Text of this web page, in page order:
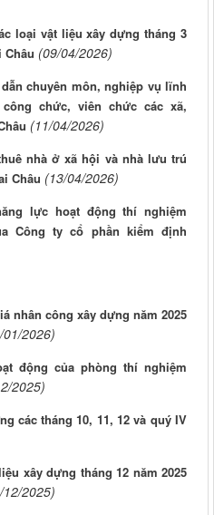
loại vật liệu xây dựng tháng 3
Châu (09/04/2026)
chuyên môn, nghiệp vụ lĩnh
chức, viên chức các xã,
(11/04/2026)
nhà ở xã hội và nhà lưu trú
Châu (13/04/2026)
lực hoạt động thí nghiệm
Công ty cổ phần kiểm định
nhân công xây dựng năm 2025
01/2026)
động của phòng thí nghiệm
2025)
các tháng 10, 11, 12 và quý IV
xây dựng tháng 12 năm 2025
12/2025)